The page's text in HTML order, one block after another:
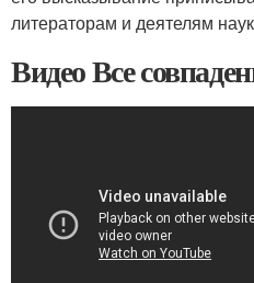
литераторам и деятелям
Видео Все